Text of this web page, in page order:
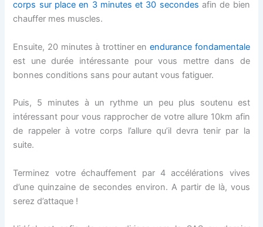
corps sur place en 3 minutes et 30 secondes afin de bien
chauffer mes muscles.
Ensuite, 20 minutes à trottiner en endurance fondamentale
est une durée intéressante pour vous mettre dans de
bonnes conditions sans pour autant vous fatiguer.
Puis, 5 minutes à un rythme un peu plus soutenu est
intéressant pour vous rapprocher de votre allure 10km afin
de rappeler à votre corps l’allure qu’il devra tenir par la
suite.
Terminez votre échauffement par 4 accélérations vives
d’une quinzaine de secondes environ. A partir de là, vous
serez d’attaque !